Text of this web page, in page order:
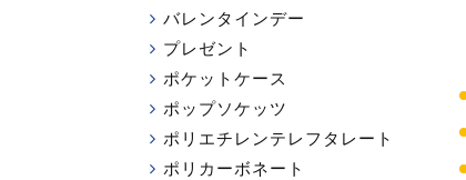
バレンタインデー
プレゼント
ポケットケース
ポップソケッツ
ポリエチレンテレフタレート
ポリカーボネート